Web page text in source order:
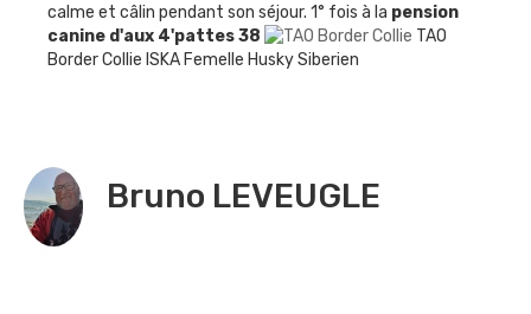
calme et câlin pendant son séjour. 1° fois à la pension
canine d'aux 4'pattes 38
TAO
Border Collie ISKA Femelle Husky Siberien
Bruno LEVEUGLE